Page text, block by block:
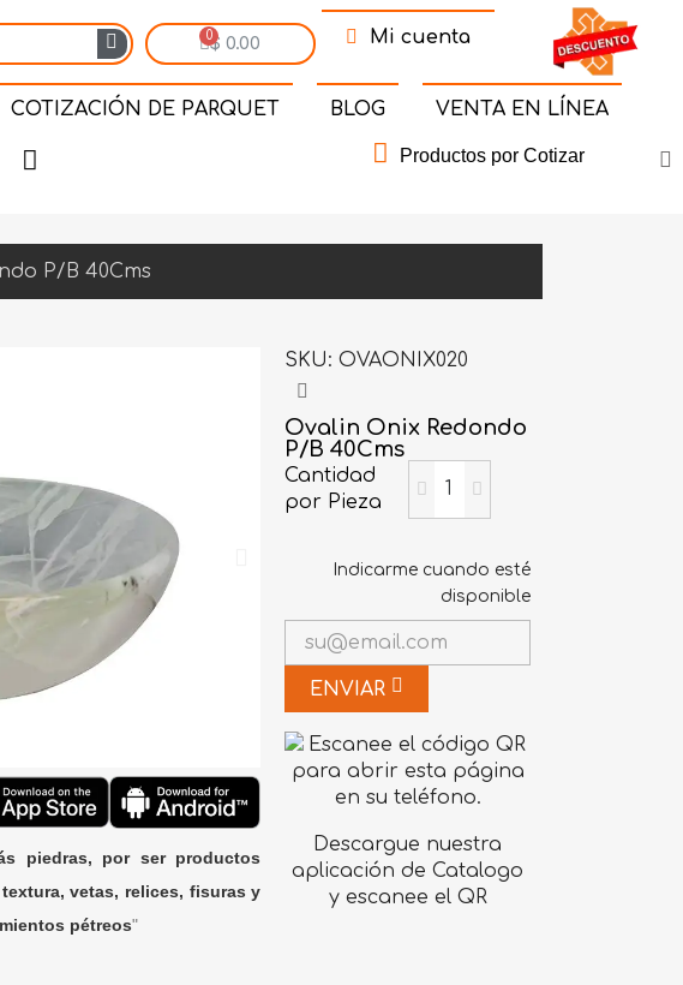
$ 0.00 Mi cuenta
COTIZACIÓN DE PARQUET BLOG VENTA EN LÍNEA
Productos por Cotizar
P/B 40Cms
piedras, por ser productos
vetas, relices, fisuras y
pétreos"
SKU OVAONIX020
Ovalin Onix Redondo
P/B 40Cms
Cantidad
por Pieza
Indicarme cuando esté
disponible
ENVIAR
Descargue nuestra
aplicación de Catalogo
y escanee el QR